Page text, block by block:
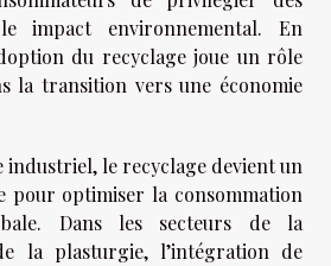
impact environnemental. En
du recyclage joue un rôle
la transition vers une économie
industriel, le recyclage devient un
pour optimiser la consommation
Dans les secteurs de la
la plasturgie, l’intégration de